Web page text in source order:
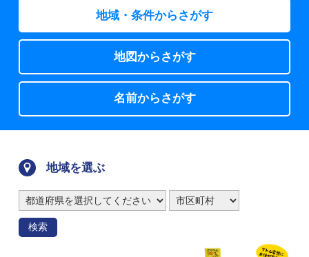
地域・条件からさがす
地図からさがす
名前からさがす
地域を選ぶ
検索